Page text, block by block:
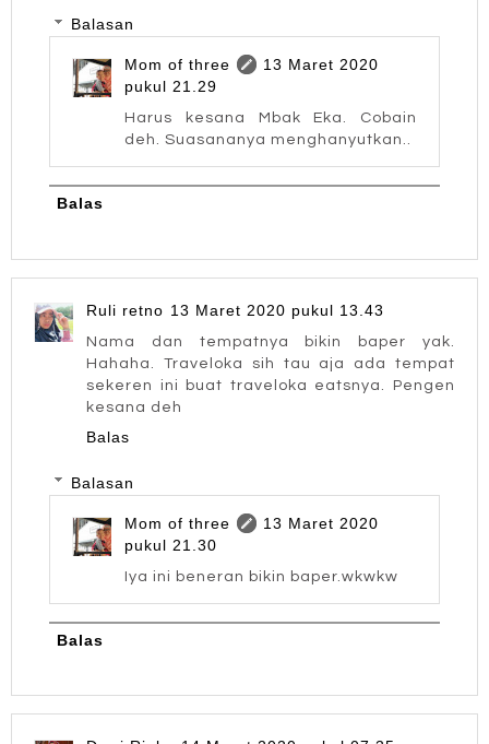
Balasan
Mom of three
13 Maret 2020
pukul 21.29
Harus kesana Mbak Eka. Cobain
deh. Suasananya menghanyutkan..
Balas
Ruli retno 13 Maret 2020 pukul 13.43
Nama dan tempatnya bikin baper yak.
Hahaha. Traveloka sih tau aja ada tempat
sekeren ini buat traveloka eatsnya. Pengen
kesana deh
Balas
Balasan
Mom of three
13 Maret 2020
pukul 21.30
Iya ini beneran bikin baper.wkwkw
Balas